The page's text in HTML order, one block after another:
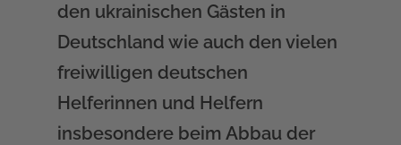
den ukrainischen Gästen in
Deutschland wie auch den vielen
freiwilligen deutschen
Helferinnen und Helfern
insbesondere beim Abbau der